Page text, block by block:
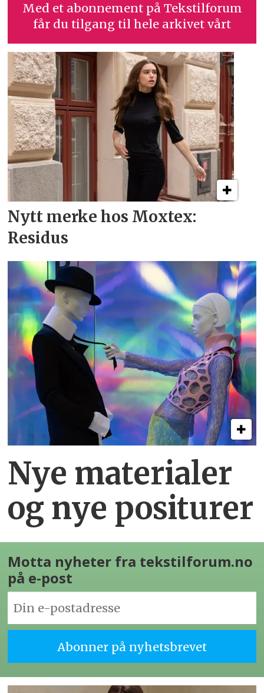
Med et abonnement på Tekstilforum
får du tilgang til hele arkivet vårt
Nytt merke hos Moxtex:
Residus
Nye materialer
og nye positurer
Motta nyheter fra tekstilforum.no
på e-post